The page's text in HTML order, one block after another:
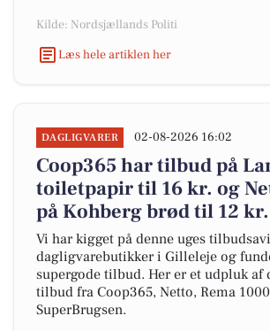
Kilde: Nordsjællands Politi
Læs hele artiklen her
DAGLIGVARER 02-08-2026 16:02
Coop365 har tilbud på
toiletpapir til 16 kr. og
på Kohberg brød til 12 kr.
Vi har kigget på denne uges
dagligvarebutikker i Gilleleje og
supergode tilbud. Her er et udpluk af
tilbud fra Coop365, Netto, Rema
SuperBrugsen.